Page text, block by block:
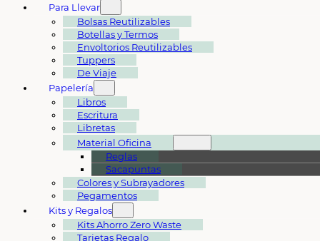
Para Llevar
Bolsas Reutilizables
Botellas y Termos
Envoltorios Reutilizables
Tuppers
De Viaje
Papelería
Libros
Escritura
Libretas
Material Oficina
Reglas
Sacapuntas
Colores y Subrayadores
Pegamentos
Kits y Regalos
Kits Ahorro Zero Waste
Tarjetas Regalo